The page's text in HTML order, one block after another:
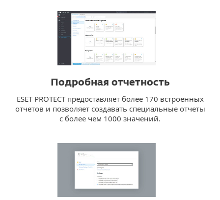
Подробная отчетность
ESET PROTECT предоставляет более 170 встроенных
отчетов и позволяет создавать специальные отчеты
с более чем 1000 значений.